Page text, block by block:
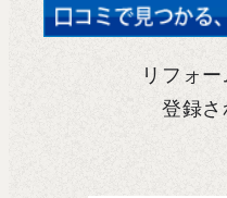
リフォ
登録さ